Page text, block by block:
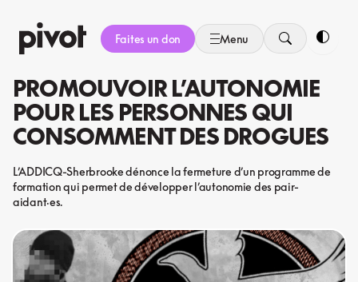
au
contenu
Faites un don Menu
PROMOUVOIR L’AUTONOMIE
POUR LES PERSONNES QUI
CONSOMMENT DES DROGUES
L’ADDICQ-Sherbrooke dénonce la fermeture d’un programme de
formation qui permet de développer l’autonomie des pair-
aidant·es.